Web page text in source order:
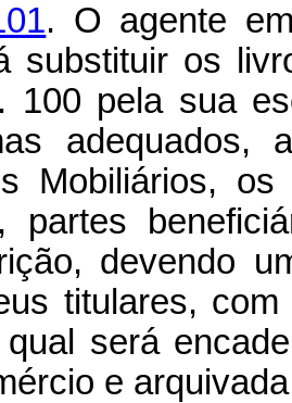
. O agente
substituir os
100 pela sua
adequados,
Mobiliários,
partes
devendo
titulares,
será
e